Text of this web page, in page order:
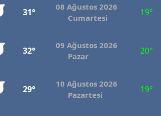
31°
08 Ağustos 2026
Cumartesi
19°
32°
09 Ağustos 2026
Pazar
20°
29°
10 Ağustos 2026
Pazartesi
19°